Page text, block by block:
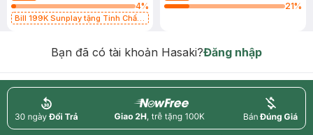
4%
Bill 199K Sunplay tặng Tinh Chất
21%
Bạn đã có tài khoản Hasaki?Đăng nhập
return nowfree price